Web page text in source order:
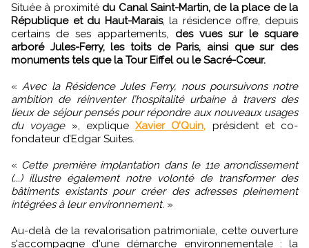
Située à proximité du Canal Saint-Martin, de la place de la
République et du Haut-Marais, la résidence offre, depuis
certains de ses appartements,
des vues sur le square
arboré Jules-Ferry, les toits de Paris, ainsi que sur des
monuments tels que la Tour Eiffel ou le Sacré-Cœur.
« Avec la Résidence Jules Ferry, nous poursuivons notre
ambition de réinventer l’hospitalité urbaine à travers des
lieux de séjour pensés pour répondre aux nouveaux usages
du voyage», explique Xavier O’Quin, président et co-
fondateur d’Edgar Suites.
« Cette première implantation dans le 11e arrondissement
(...) illustre également notre volonté de transformer des
bâtiments existants pour créer des adresses pleinement
intégrées à leur environnement. »
Au-delà de la revalorisation patrimoniale, cette ouverture
s'accompagne d'une démarche environnementale : la